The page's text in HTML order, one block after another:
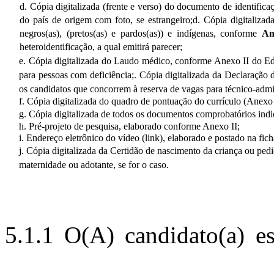
d. Cópia digitalizada (frente e verso) do documento de
do país de origem com foto, se estrangeiro;d. Cópia
negros(as), (pretos(as) e pardos(as)) e indígenas, conforme
heteroidentificação, a qual emitirá parecer;
e. Cópia digitalizada do Laudo médico, conforme Anexo II do
para pessoas com deficiência;. Cópia digitalizada da Declaração
os candidatos que concorrem à reserva de vagas para técnico-
f. Cópia digitalizada do quadro de pontuação do currículo
g. Cópia digitalizada de todos os documentos comprobatórios
h. Pré-projeto de pesquisa, elaborado conforme Anexo II;
i. Endereço eletrônico do vídeo (link), elaborado e postado na
j. Cópia digitalizada da Certidão de nascimento da criança ou
maternidade ou adotante, se for o caso.
5.1.1 O(A) candidato(a)